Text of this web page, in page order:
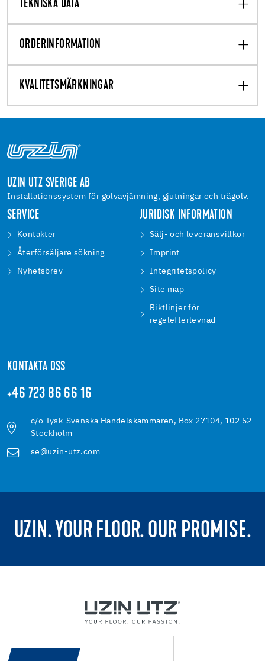
TEKNISKA DATA
ORDERINFORMATION
KVALITETSMÄRKNINGAR
UZIN UTZ SVERIGE AB
Installationssystem för golvavjämning, gjutningar och trägolv.
SERVICE
Kontakter
Återförsäljare sökning
Nyhetsbrev
JURIDISK INFORMATION
Sälj- och leveransvillkor
Imprint
Integritetspolicy
Site map
Riktlinjer för
regelefterlevnad
KONTAKTA OSS
+46 723 86 66 16
c/o Tysk-Svenska Handelskammaren, Box 27104, 102 52
Stockholm
se@uzin-utz.com
UZIN. YOUR FLOOR. OUR PROMISE.